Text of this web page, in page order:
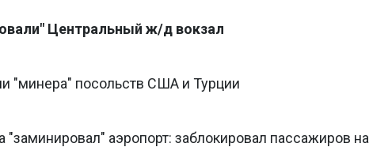
Центральный ж/д вокзал
"минера" посольств США и Турции
аэропорт: заблокировал пассажиров на